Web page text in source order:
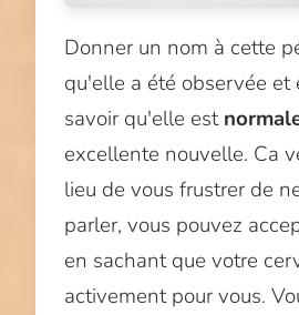
Donner un nom à cette
qu'elle a été observée et
savoir qu'elle est
excellente nouvelle. Ca
lieu de vous frustrer de
parler, vous pouvez
en sachant que votre
activement pour vous.